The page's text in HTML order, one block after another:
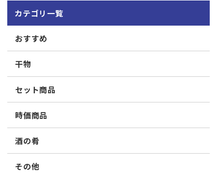
カテゴリ一覧
おすすめ
干物
セット商品
時価商品
酒の肴
その他